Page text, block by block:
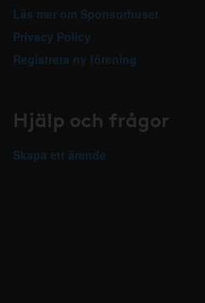
Läs mer om Sponsorhuset
Privacy Policy
Registrera ny förening
Hjälp och frågor
Skapa ett ärende